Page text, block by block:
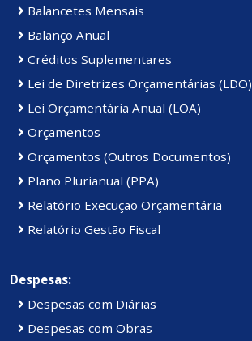
Balancetes Mensais
Balanço Anual
Créditos Suplementares
Lei de Diretrizes Orçamentárias (LDO)
Lei Orçamentária Anual (LOA)
Orçamentos
Orçamentos (Outros Documentos)
Plano Plurianual (PPA)
Relatório Execução Orçamentária
Relatório Gestão Fiscal
Despesas:
Despesas com Diárias
Despesas com Obras